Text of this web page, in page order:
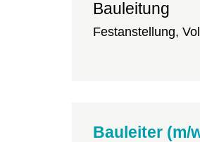
Bauleitung
Festanstellung,
Bauleiter (m/